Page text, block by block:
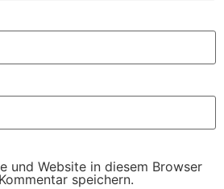
und Website in diesem Browser
speichern.